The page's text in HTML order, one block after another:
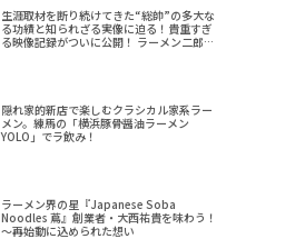
生涯取材を断り続けてきた“総帥”の多大な
る功績と知られざる実像に迫る！貴重すぎ
る映像記録がついに公開！ ラーメン二郎
隠れ家的新店で楽しむクラシカル家系ラー
メン。練馬の「横浜豚骨醤油ラーメン
YOLO」でラ飲み！
ラーメン界の星『Japanese Soba
Noodles 蔦』創業者・大西祐貴を味わう！
～再始動に込められた想い